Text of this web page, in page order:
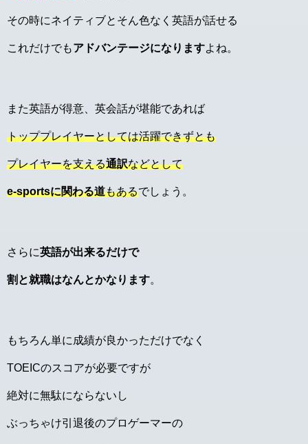
その時にネイティブとそん色なく英語が話せる
これだけでもアドバンテージになりますよね。
また英語が得意、英会話が堪能であれば
トッププレイヤーとしては活躍できずとも
プレイヤーを支える通訳などとして
e-sportsに関わる道もあるでしょう。
さらに英語が出来るだけで
割と就職はなんとかなります。
もちろん単に成績が良かっただけでなく
TOEICのスコアが必要ですが
絶対に無駄にならないし
ぶっちゃけ引退後のプロゲーマーの